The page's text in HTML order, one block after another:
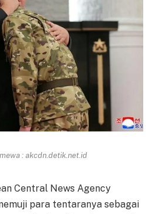
: akcdn.detik.net.id
Central News Agency
para tentaranya sebagai